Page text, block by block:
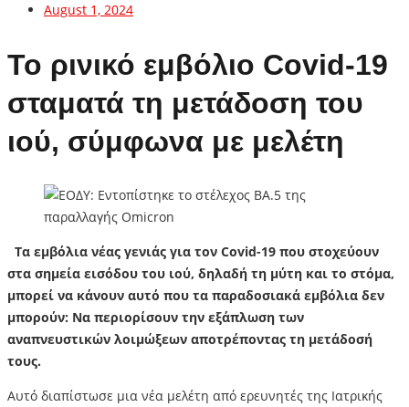
August 1, 2024
Το ρινικό εμβόλιο Covid-19
σταματά τη μετάδοση του
ιού, σύμφωνα με μελέτη
Τα εμβόλια νέας γενιάς για τον Covid-19 που στοχεύουν
στα σημεία εισόδου του ιού, δηλαδή τη μύτη και το στόμα,
μπορεί να κάνουν αυτό που τα παραδοσιακά εμβόλια δεν
μπορούν: Να περιορίσουν την εξάπλωση των
αναπνευστικών λοιμώξεων αποτρέποντας τη μετάδοσή
τους.
Αυτό διαπίστωσε μια νέα μελέτη από ερευνητές της Ιατρικής